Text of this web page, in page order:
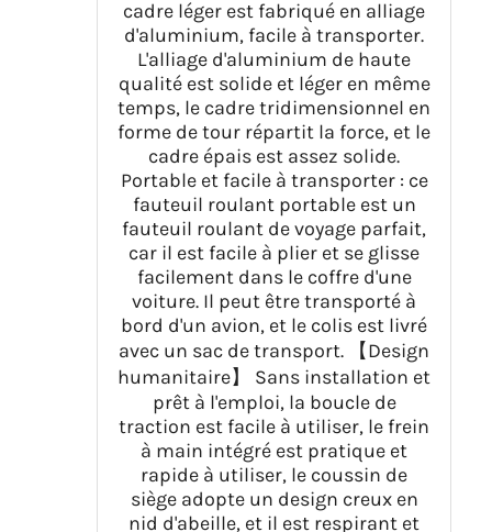
cadre léger est fabriqué en alliage
d'aluminium, facile à transporter.
L'alliage d'aluminium de haute
qualité est solide et léger en même
temps, le cadre tridimensionnel en
forme de tour répartit la force, et le
cadre épais est assez solide.
Portable et facile à transporter : ce
fauteuil roulant portable est un
fauteuil roulant de voyage parfait,
car il est facile à plier et se glisse
facilement dans le coffre d'une
voiture. Il peut être transporté à
bord d'un avion, et le colis est livré
avec un sac de transport. 【Design
humanitaire】 Sans installation et
prêt à l'emploi, la boucle de
traction est facile à utiliser, le frein
à main intégré est pratique et
rapide à utiliser, le coussin de
siège adopte un design creux en
nid d'abeille, et il est respirant et